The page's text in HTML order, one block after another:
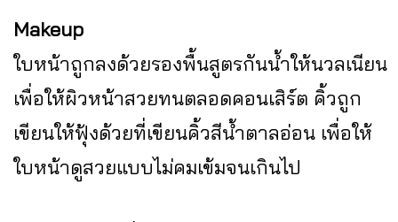
Makeup
ใบหน้าถูกลงด้วยรองพื้นสูตรกันน้ำให้นวลเนียน
เพื่อให้ผิวหน้าสวยทนตลอดคอนเสิร์ต คิ้วถูก
เขียนให้ฟุ้งด้วยที่เขียนคิ้วสีน้ำตาลอ่อน เพื่อให้
ใบหน้าดูสวยแบบไม่คมเข้มจนเกินไป